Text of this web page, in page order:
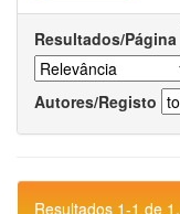
Resultados/Página
Autores/Registo
Resultados 1-1 de 1.